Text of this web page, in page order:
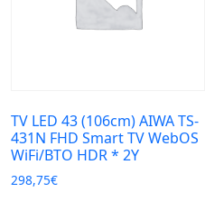
TV LED 43 (106cm) AIWA TS-
431N FHD Smart TV WebOS
WiFi/BTO HDR * 2Y
298,75€